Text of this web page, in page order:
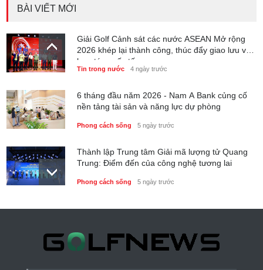
BÀI VIẾT MỚI
Giải Golf Cảnh sát các nước ASEAN Mở rộng
2026 khép lại thành công, thúc đẩy giao lưu và
hợp tác quốc tế
Tin trong nước 4 ngày trước
6 tháng đầu năm 2026 - Nam A Bank củng cố
nền tảng tài sản và năng lực dự phòng
Phong cách sống 5 ngày trước
Thành lập Trung tâm Giải mã lượng tử Quang
Trung: Điểm đến của công nghệ tương lai
Phong cách sống 5 ngày trước
Royal Group Partnership Cup 2026 kết nối cộng
Club
Tin trong nước 3 ngày trước